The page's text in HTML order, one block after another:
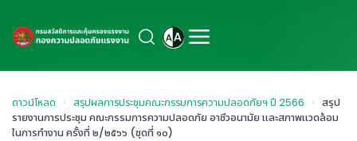
ดาวน์โหลด › สรุปผลการประชุมคณะกรรมการความปลอดภัยฯ ปี 2566 › สรุป
รายงานการประชุม คณะกรรมการความปลอดภัย อาชีวอนามัย และสภาพแวดล้อม
ในการทำงาน ครั้งที่ ๒/๒๕๖๖ (ชุดที่ ๑๐)